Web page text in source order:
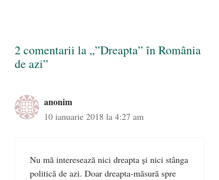
2 comentarii la „”Dreapta” în România
de azi”
anonim
10 ianuarie 2018 la 4:27 am
Nu mă interesează nici dreapta și nici stânga
politică de azi. Doar dreapta-măsură spre